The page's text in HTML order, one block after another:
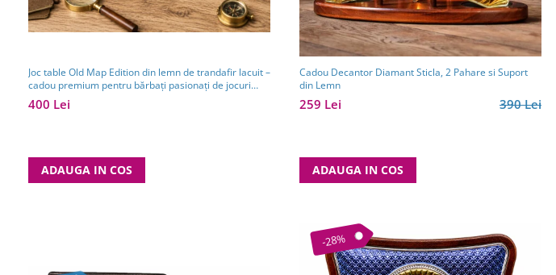
Joc table Old Map Edition din lemn de trandafir lacuit –
cadou premium pentru bărbați pasionați de jocuri
clasice
400 Lei
ADAUGA IN COS
Cadou Decantor Diamant Sticla, 2 Pahare si Suport
din Lemn
390 Lei
259 Lei
ADAUGA IN COS
-28%